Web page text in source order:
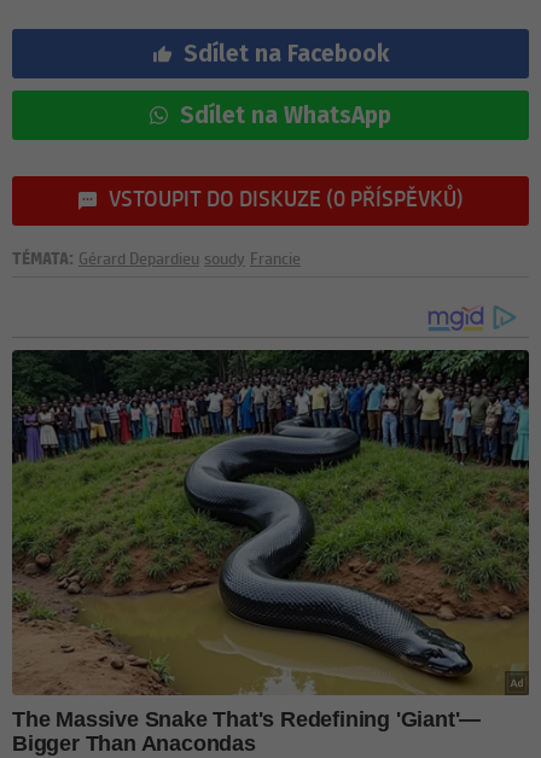
Sdílet na Facebook
Sdílet na WhatsApp
VSTOUPIT DO DISKUZE (0 PŘÍSPĚVKŮ)
TÉMATA: Gérard Depardieu soudy Francie